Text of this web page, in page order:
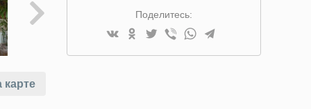
карте
Поделитесь: